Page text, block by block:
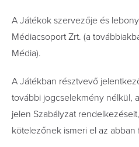
A Játékok szervezője és
Médiacsoport Zrt. (a
Média).
A Játékban résztvevő
további jogcselekmény nélkül,
jelen Szabályzat
kötelezőnek ismeri el az abban